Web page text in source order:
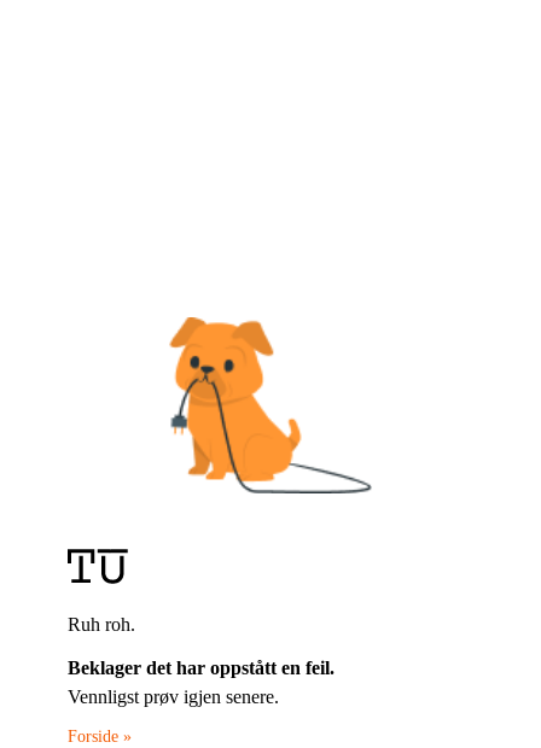
Ruh roh.
Beklager det har oppstått en feil.
Vennligst prøv igjen senere.
Forside »